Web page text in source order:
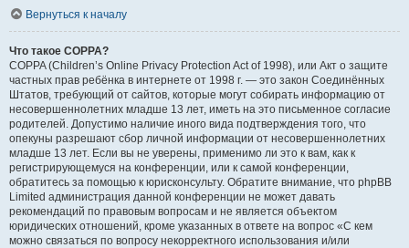
Вернуться к началу
Что такое COPPA?
COPPA (Children’s Online Privacy Protection Act of 1998), или Акт о защите
частных прав ребёнка в интернете от 1998 г. — это закон Соединённых
Штатов, требующий от сайтов, которые могут собирать информацию от
несовершеннолетних младше 13 лет, иметь на это письменное согласие
родителей. Допустимо наличие иного вида подтверждения того, что
опекуны разрешают сбор личной информации от несовершеннолетних
младше 13 лет. Если вы не уверены, применимо ли это к вам, как к
регистрирующемуся на конференции, или к самой конференции,
обратитесь за помощью к юрисконсульту. Обратите внимание, что phpBB
Limited администрация данной конференции не может давать
рекомендаций по правовым вопросам и не является объектом
юридических отношений, кроме указанных в ответе на вопрос «С кем
можно связаться по вопросу некорректного использования и/или